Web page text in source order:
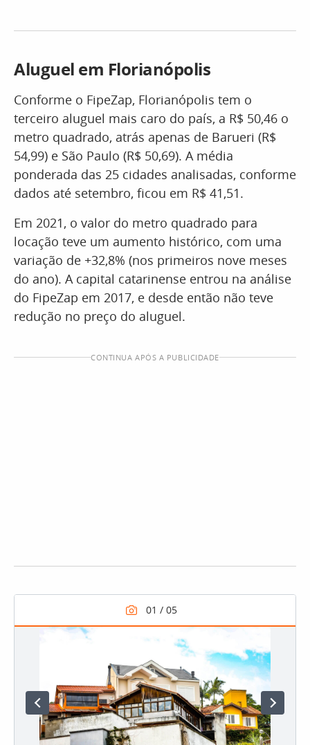
Aluguel em Florianópolis
Conforme o FipeZap, Florianópolis tem o
terceiro aluguel mais caro do país, a R$ 50,46 o
metro quadrado, atrás apenas de Barueri (R$
54,99) e São Paulo (R$ 50,69). A média
ponderada das 25 cidades analisadas, conforme
dados até setembro, ficou em R$ 41,51.
Em 2021, o valor do metro quadrado para
locação teve um aumento histórico, com uma
variação de +32,8% (nos primeiros nove meses
do ano). A capital catarinense entrou na análise
do FipeZap em 2017, e desde então não teve
redução no preço do aluguel.
CONTINUA APÓS A PUBLICIDADE